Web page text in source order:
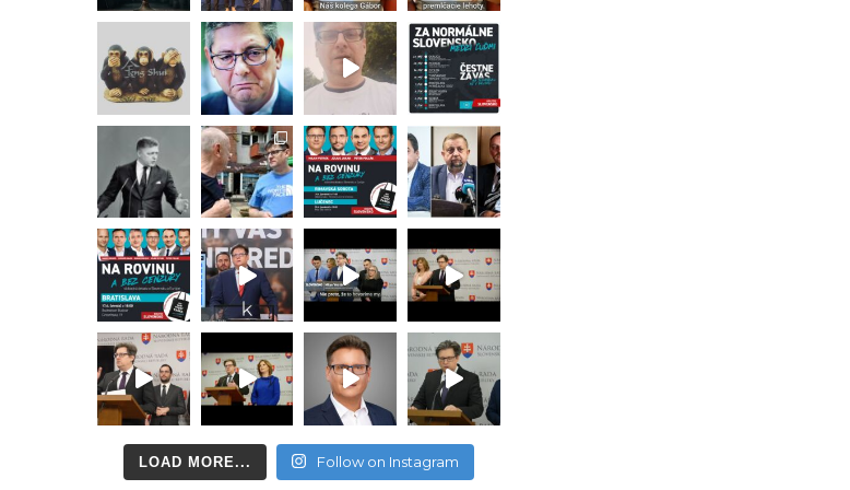
LOAD MORE... Follow on Instagram